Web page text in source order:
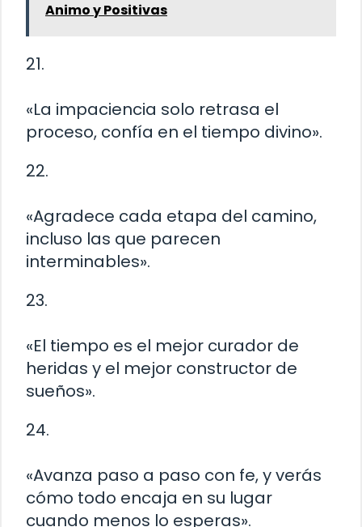
Animo y Positivas
21.
«La impaciencia solo retrasa el
proceso, confía en el tiempo divino».
22.
«Agradece cada etapa del camino,
incluso las que parecen
interminables».
23.
«El tiempo es el mejor curador de
heridas y el mejor constructor de
sueños».
24.
«Avanza paso a paso con fe, y verás
cómo todo encaja en su lugar
cuando menos lo esperas».